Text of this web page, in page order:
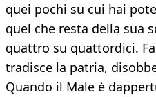
quei pochi su cui hai
quel che resta della sua
quattro su quattordici.
tradisce la patria,
Quando il Male è